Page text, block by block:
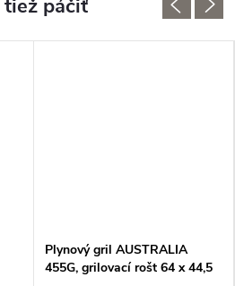
Plynový gril AUSTRALIA
455G, grilovací rošt 64 x 44,5